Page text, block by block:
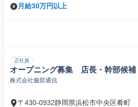
月給30万円以上
正社員
オープニング募集 店長・幹部候補
株式会社服部通信
〒430-0932静岡県浜松市中央区肴町